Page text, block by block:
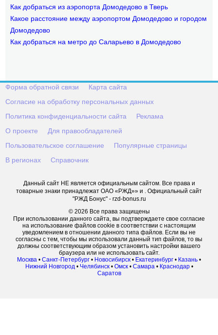
Как добраться из аэропорта Домодедово в Тверь
Какое расстояние между аэропортом Домодедово и городом
Домодедово
Как добраться на метро до Саларьево в Домодедово
Форма обратной связи
Карта сайта
Согласие на обработку персональных данных
Политика конфиденциальности сайта
Реклама
О проекте
Для правообладателей
Пользовательское соглашение
Популярные страницы
В регионах
Справочник
Данный сайт НЕ является официальным сайтом. Все права и
товарные знаки принадлежат ОАО «РЖД»» и . Официальный сайт
"РЖД Бонус" - rzd-bonus.ru
© 2026 Все права защищены
При использовании данного сайта, вы подтверждаете свое согласие
на использование файлов cookie в соответствии с настоящим
уведомлением в отношении данного типа файлов. Если вы не
согласны с тем, чтобы мы использовали данный тип файлов, то вы
должны соответствующим образом установить настройки вашего
браузера или не использовать сайт.
Москва • Санкт-Петербург • Новосибирск • Екатеринбург • Казань •
Нижний Новгород• Челябинск• Омск• Самара• Краснодар•
Саратов